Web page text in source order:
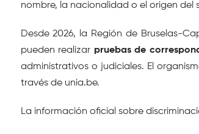
nombre, la nacionalidad o el origen del
Desde 2026, la Región de Bruselas-
pueden realizar pruebas de
administrativos o judiciales. El
través de unia.be.
La información oficial sobre